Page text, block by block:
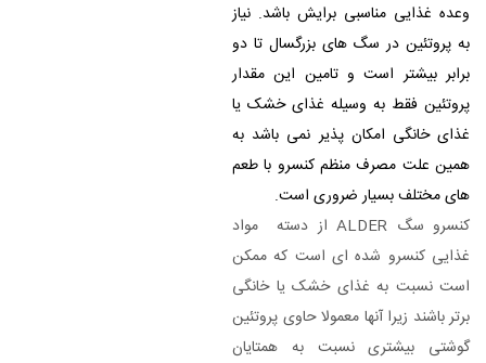
وعده غذایی مناسبی برایش باشد. نیاز
به پروتئین در سگ های بزرگسال تا دو
برابر بیشتر است و تامین این مقدار
پروتئین فقط به وسیله غذای خشک یا
غذای خانگی امکان پذیر نمی باشد به
همین علت مصرف منظم کنسرو با طعم
های مختلف بسیار ضروری است.
کنسرو سگ ALDER از دسته مواد
غذایی کنسرو شده ای است که ممکن
است نسبت به غذای خشک یا خانگی
برتر باشند زیرا آنها معمولا حاوی پروتئین
گوشتی بیشتری نسبت به همتایان